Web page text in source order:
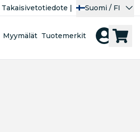
Takaisivetotiedote | Suomi / FI
Myymälät Tuotemerkit